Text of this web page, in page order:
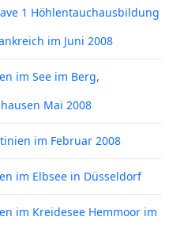
1 Höhlentauchausbildung
im Juni 2008
im See im Berg,
Mai 2008
im Februar 2008
im Elbsee in Düsseldorf
im Kreidesee Hemmoor im